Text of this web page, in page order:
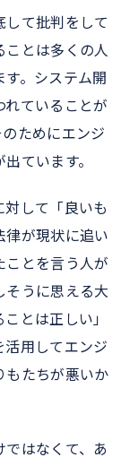
て批判をして
ことは多くの人
。システム開
ていることが
ためにエンジ
ています。
して「良いも
律が現状に追い
ことを言う人が
そうに思える大
とは正しい」
活用してエンジ
もたちが悪いか
ではなくて、あ